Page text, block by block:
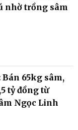
nhờ trồng sâm
Bán 65kg sâm,
tỷ đồng từ
Ngọc Linh